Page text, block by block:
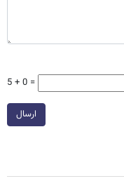
5 + 0 =
ارسال